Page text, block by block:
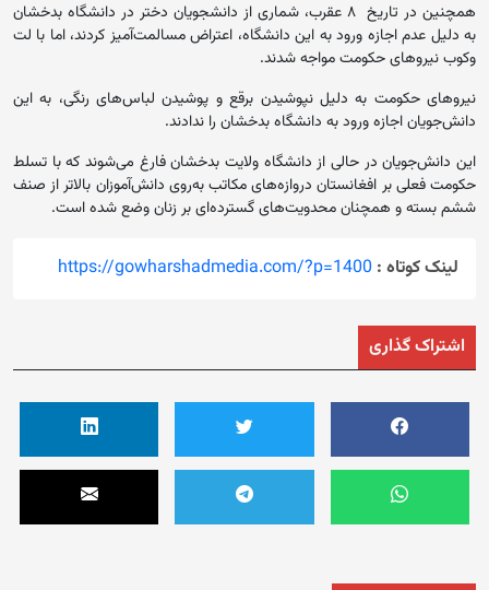
همچنین در تاریخ ۸ عقرب، شماری از دانشجویان دختر در دانشگاه بدخشان
به دلیل عدم اجازه‌ ورود به این دانشگاه، اعتراض مسالمت‌آمیز کردند، اما با لت
وکوب نیروهای حکومت مواجه شدند.
نیروهای حکومت به دلیل نپوشیدن برقع و پوشیدن لباس‌های رنگی، به این
دانش‌جویان اجازه ورود به دانشگاه بدخشان را ندادند.
این دانش‌جویان در حالی از دانشگاه ولایت بدخشان فارغ می‌شوند که با تسلط
حکومت فعلی بر افغانستان دروازه‌های مکاتب به‌روی دانش‌آموزان بالاتر از صنف
ششم بسته و همچنان محدویت‌های گسترده‌ای بر زنان وضع شده است.
لینک کوتاه : https://gowharshadmedia.com/?p=1400
اشتراک گذاری